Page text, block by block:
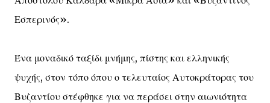
Εσπερινός».
Ένα μοναδικό ταξίδι μνήμης, πίστης και ελληνικής
ψυχής, στον τόπο όπου ο τελευταίος Αυτοκράτορας του
Βυζαντίου στέφθηκε για να περάσει στην αιωνιότητα